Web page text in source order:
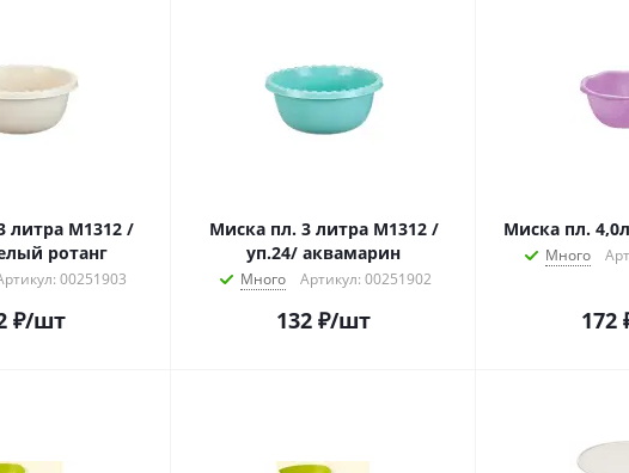
литра М1312 /
ротанг
00251903
₽/шт
Миска пл. 3 литра М1312 /
уп.24/ аквамарин
Много Артикул: 00251902
132 ₽/шт
Миска пл.
Много
172